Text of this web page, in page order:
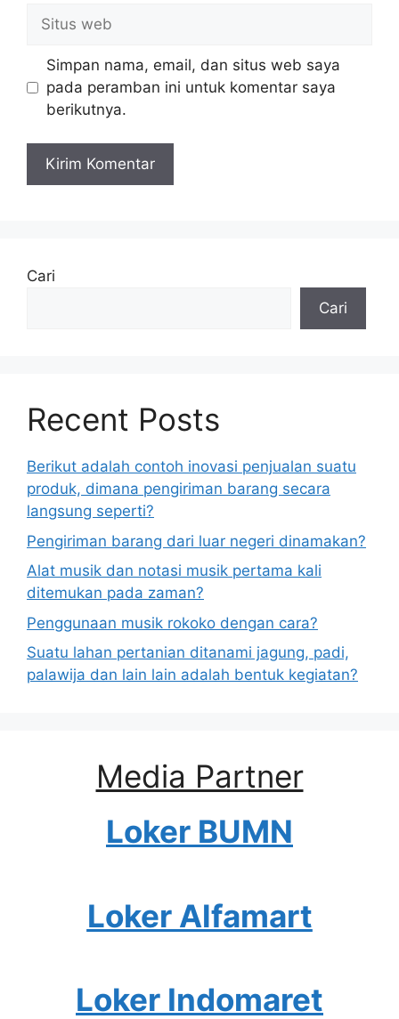
web
Simpan nama, email, dan situs web saya
pada peramban ini untuk komentar saya
berikutnya.
Cari
Cari
Recent Posts
Berikut adalah contoh inovasi penjualan suatu
produk, dimana pengiriman barang secara
langsung seperti?
Pengiriman barang dari luar negeri dinamakan?
Alat musik dan notasi musik pertama kali
ditemukan pada zaman?
Penggunaan musik rokoko dengan cara?
Suatu lahan pertanian ditanami jagung, padi,
palawija dan lain lain adalah bentuk kegiatan?
Media Partner
Loker BUMN
Loker Alfamart
Loker Indomaret